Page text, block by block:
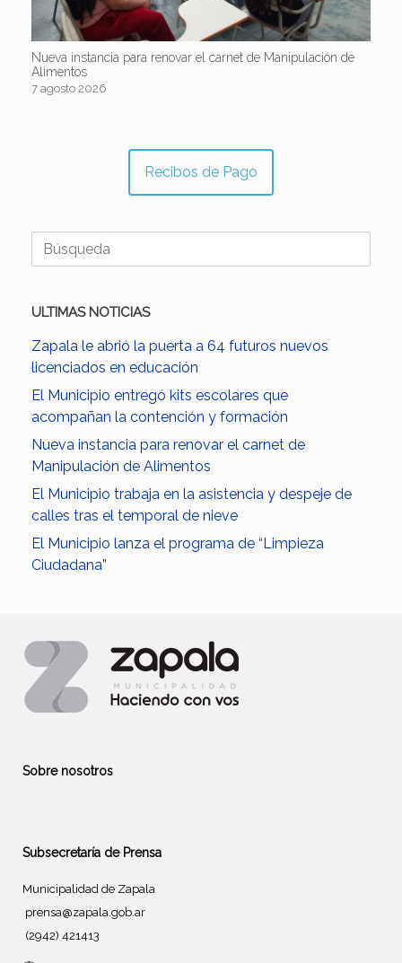
Nueva instancia para renovar el carnet de Manipulación de
Alimentos
7 agosto 2026
Recibos de Pago
Buscar:
ULTIMAS NOTICIAS
Zapala le abrió la puerta a 64 futuros nuevos
licenciados en educación
El Municipio entregó kits escolares que
acompañan la contención y formación
Nueva instancia para renovar el carnet de
Manipulación de Alimentos
El Municipio trabaja en la asistencia y despeje de
calles tras el temporal de nieve
El Municipio lanza el programa de “Limpieza
Ciudadana”
Sobre nosotros
Subsecretaría de Prensa
Municipalidad de Zapala
prensa@zapala.gob.ar
(2942) 421413